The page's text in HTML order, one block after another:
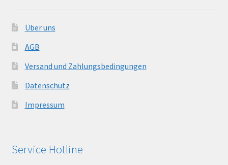
Über uns
AGB
Versand und Zahlungsbedingungen
Datenschutz
Impressum
Service Hotline